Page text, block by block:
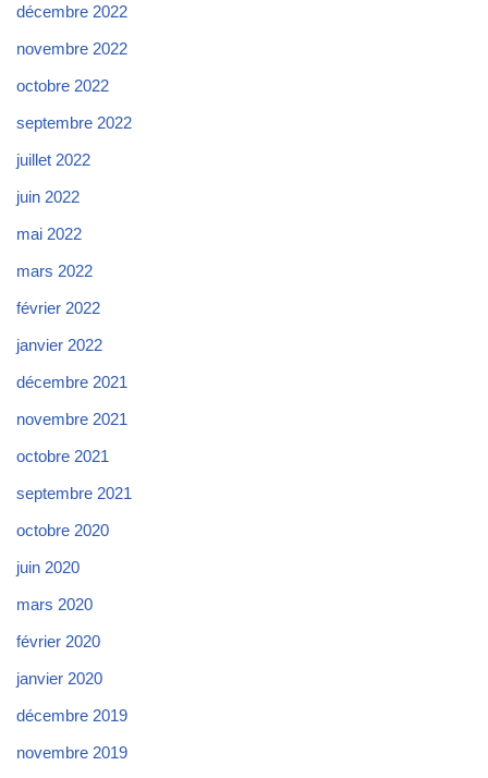
décembre 2022
novembre 2022
octobre 2022
septembre 2022
juillet 2022
juin 2022
mai 2022
mars 2022
février 2022
janvier 2022
décembre 2021
novembre 2021
octobre 2021
septembre 2021
octobre 2020
juin 2020
mars 2020
février 2020
janvier 2020
décembre 2019
novembre 2019